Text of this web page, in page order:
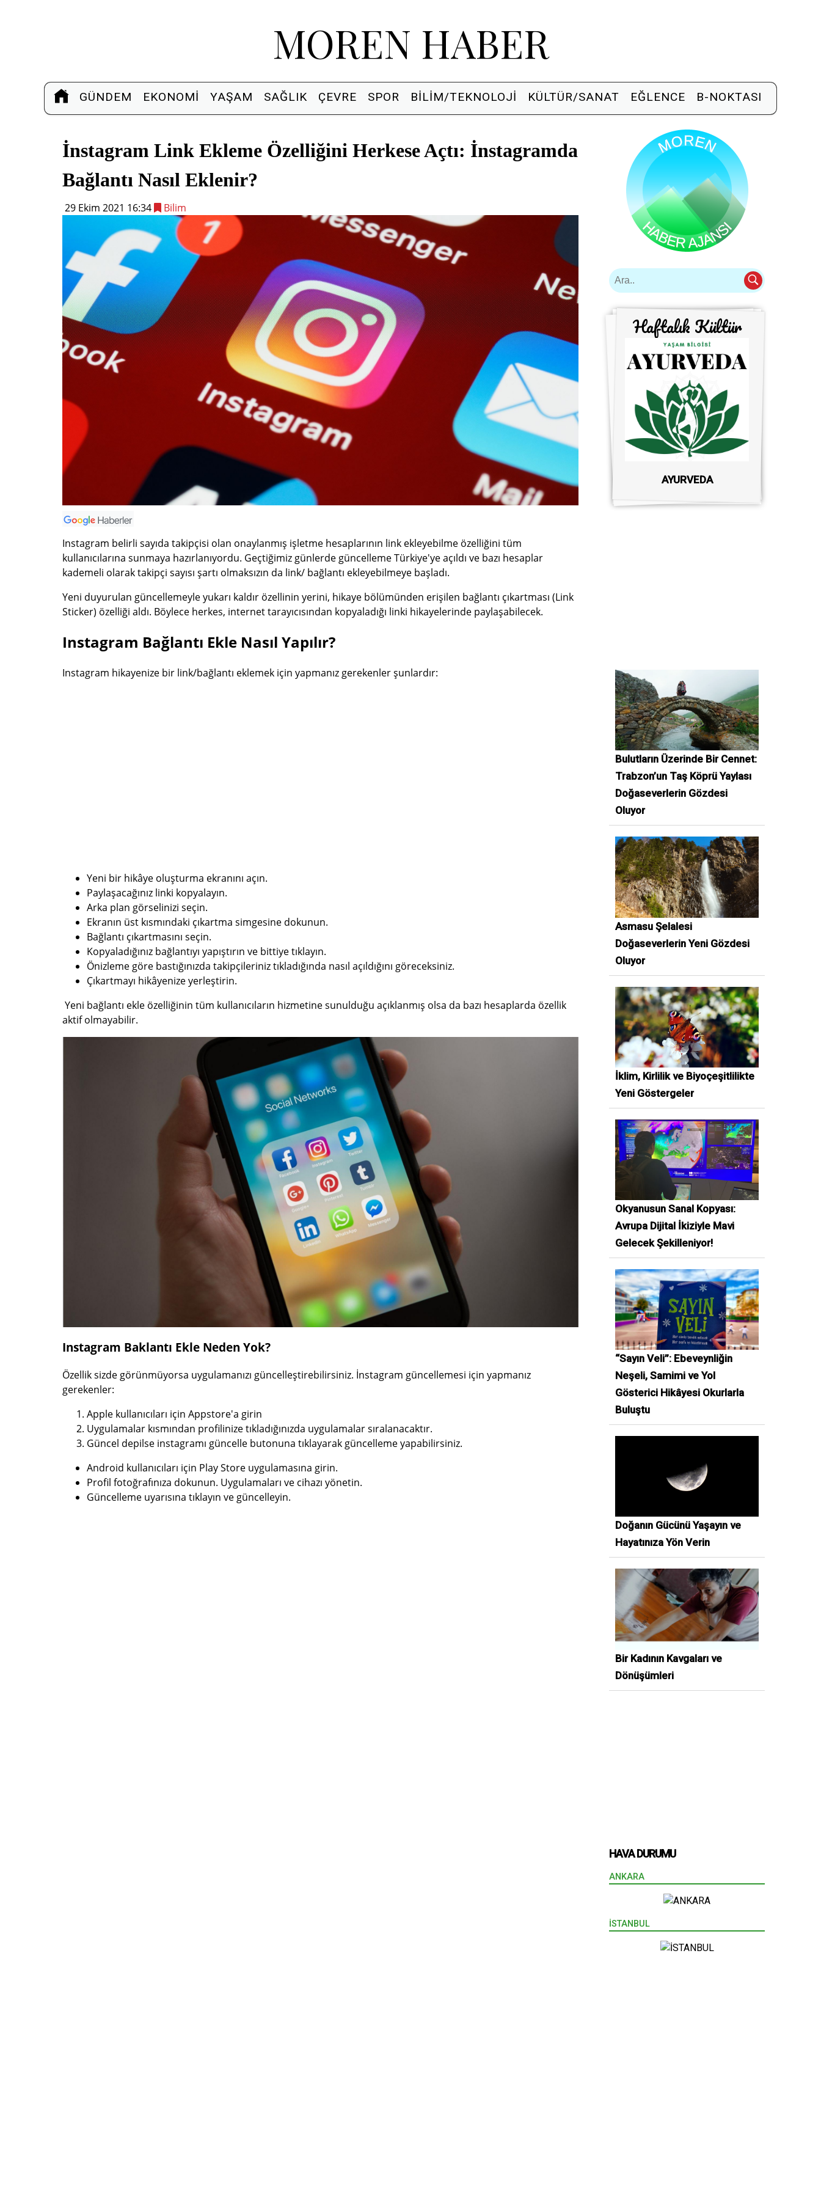
MOREN HABER
GÜNDEM EKONOMI YAŞAM SAĞLIK ÇEVRE SPOR BILIM/TEKNOLOJI KÜLTÜR/SANAT EĞLENCE B-NOKTASI
İnstagram Link Ekleme Özelliğini Herkese Açtı: İnstagramda
Bağlantı Nasıl Eklenir?
29 Ekim 2021 16:34 Bilim
Instagram belirli sayıda takipçisi olan onaylanmış işletme hesaplarının link ekleyebilme özelliğini tüm
kullanıcılarına sunmaya hazırlanıyordu. Geçtiğimiz günlerde güncelleme Türkiye'ye açıldı ve bazı hesaplar
kademeli olarak takipçi sayısı şartı olmaksızın da link/ bağlantı ekleyebilmeye başladı.
Yeni duyurulan güncellemeyle yukarı kaldır özellinin yerini, hikaye bölümünden erişilen bağlantı çıkartması (Link
Sticker) özelliği aldı. Böylece herkes, internet tarayıcısından kopyaladığı linki hikayelerinde paylaşabilecek.
Instagram Bağlantı Ekle Nasıl Yapılır?
Instagram hikayenize bir link/bağlantı eklemek için yapmanız gerekenler şunlardır:
Yeni bir hikâye oluşturma ekranını açın.
Paylaşacağınız linki kopyalayın.
Arka plan görselinizi seçin.
Ekranın üst kısmındaki çıkartma simgesine dokunun.
Bağlantı çıkartmasını seçin.
Kopyaladığınız bağlantıyı yapıştırın ve bittiye tıklayın.
Önizleme göre bastığınızda takipçileriniz tıkladığında nasıl açıldığını göreceksiniz.
Çıkartmayı hikâyenize yerleştirin.
Yeni bağlantı ekle özelliğinin tüm kullanıcıların hizmetine sunulduğu açıklanmış olsa da bazı hesaplarda özellik
aktif olmayabilir.
Instagram Baklantı Ekle Neden Yok?
Özellik sizde görünmüyorsa uygulamanızı güncelleştirebilirsiniz. İnstagram güncellemesi için yapmanız
gerekenler:
Apple kullanıcıları için Appstore'a girin
Uygulamalar kısmından profilinize tıkladığınızda uygulamalar sıralanacaktır.
Güncel depilse instagramı güncelle butonuna tıklayarak güncelleme yapabilirsiniz.
Android kullanıcıları için Play Store uygulamasına girin.
Profil fotoğrafınıza dokunun. Uygulamaları ve cihazı yönetin.
Güncelleme uyarısına tıklayın ve güncelleyin.
Haftalık Kültür
AYURVEDA
Bulutların Üzerinde Bir Cennet:
Trabzon’un Taş Köprü Yaylası
Doğaseverlerin Gözdesi
Oluyor
Asmasu Şelalesi
Doğaseverlerin Yeni Gözdesi
Oluyor
İklim, Kirlilik ve Biyoçeşitlilikte
Yeni Göstergeler
Okyanusun Sanal Kopyası:
Avrupa Dijital İkiziyle Mavi
Gelecek Şekilleniyor!
“Sayın Veli”: Ebeveynliğin
Neşeli, Samimi ve Yol
Gösterici Hikâyesi Okurlarla
Buluştu
Doğanın Gücünü Yaşayın ve
Hayatınıza Yön Verin
Bir Kadının Kavgaları ve
Dönüşümleri
HAVA DURUMU
ANKARA
İSTANBUL